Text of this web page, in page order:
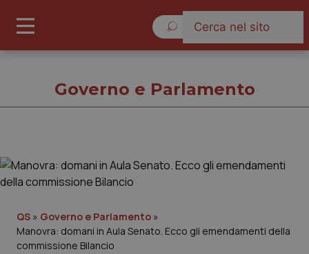
Governo e Parlamento
Governo e Parlamento
QS » Governo e Parlamento »
Manovra: domani in Aula Senato. Ecco gli emendamenti della
commissione Bilancio